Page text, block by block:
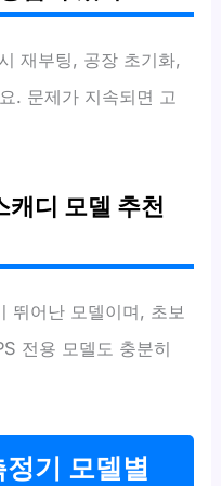
재부팅, 공장 초기화,
. 문제가 지속되면 고
캐디 모델 추천
뛰어난 모델이며, 초보
전용 모델도 충분히
기 모델별